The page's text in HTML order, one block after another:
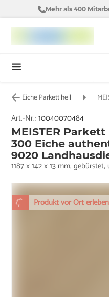
Mehr als 400
Eiche Parkett hell
Produkt vor Ort erleben
Art.-Nr.:10040070484
MEISTER
300 Eiche
9020
1187 x 142 x 13 mm,